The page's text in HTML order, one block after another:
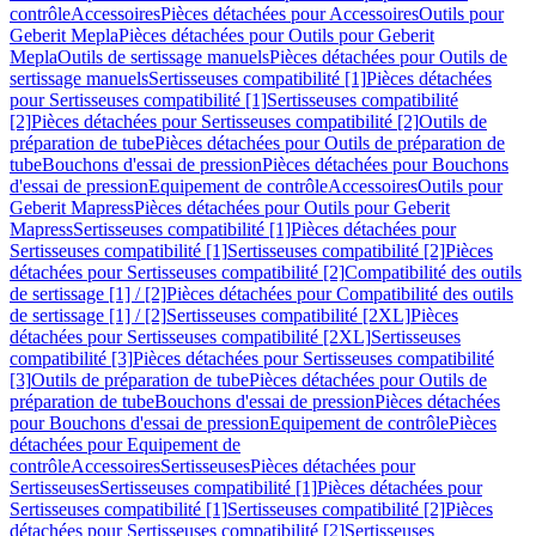
contrôleAccessoiresPièces détachées pour AccessoiresOutils pour
Geberit MeplaPièces détachées pour Outils pour Geberit
MeplaOutils de sertissage manuelsPièces détachées pour Outils de
sertissage manuelsSertisseuses compatibilité [1]Pièces détachées
pour Sertisseuses compatibilité [1]Sertisseuses compatibilité
[2]Pièces détachées pour Sertisseuses compatibilité [2]Outils de
préparation de tubePièces détachées pour Outils de préparation de
tubeBouchons d'essai de pressionPièces détachées pour Bouchons
d'essai de pressionEquipement de contrôleAccessoiresOutils pour
Geberit MapressPièces détachées pour Outils pour Geberit
MapressSertisseuses compatibilité [1]Pièces détachées pour
Sertisseuses compatibilité [1]Sertisseuses compatibilité [2]Pièces
détachées pour Sertisseuses compatibilité [2]Compatibilité des outils
de sertissage [1] / [2]Pièces détachées pour Compatibilité des outils
de sertissage [1] / [2]Sertisseuses compatibilité [2XL]Pièces
détachées pour Sertisseuses compatibilité [2XL]Sertisseuses
compatibilité [3]Pièces détachées pour Sertisseuses compatibilité
[3]Outils de préparation de tubePièces détachées pour Outils de
préparation de tubeBouchons d'essai de pressionPièces détachées
pour Bouchons d'essai de pressionEquipement de contrôlePièces
détachées pour Equipement de
contrôleAccessoiresSertisseusesPièces détachées pour
SertisseusesSertisseuses compatibilité [1]Pièces détachées pour
Sertisseuses compatibilité [1]Sertisseuses compatibilité [2]Pièces
détachées pour Sertisseuses compatibilité [2]Sertisseuses